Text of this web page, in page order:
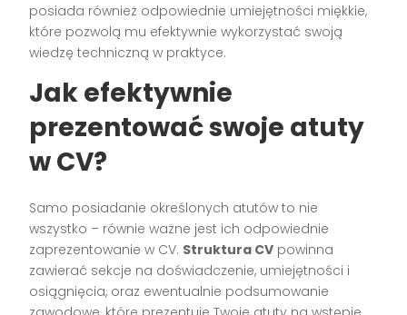
posiada również odpowiednie umiejętności miękkie,
które pozwolą mu efektywnie wykorzystać swoją
wiedzę techniczną w praktyce.
Jak efektywnie
prezentować swoje atuty
w CV?
Samo posiadanie określonych atutów to nie
wszystko – równie ważne jest ich odpowiednie
zaprezentowanie w CV. Struktura CV powinna
zawierać sekcje na doświadczenie, umiejętności i
osiągnięcia, oraz ewentualnie podsumowanie